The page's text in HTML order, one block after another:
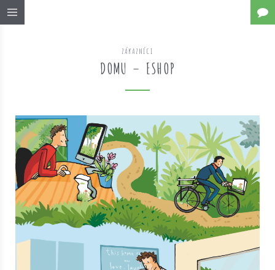
ZÁKAZNÍCI
DOMU – ESHOP